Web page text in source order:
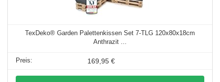
TexDeko® Garden Palettenkissen Set 7-TLG 120x80x18cm
Anthrazit ...
169,95 €